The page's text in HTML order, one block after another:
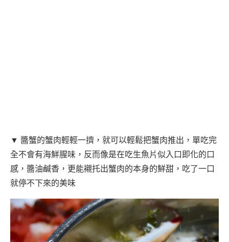
▼ 醬蟹的蟹肉輕輕一擠，就可以輕鬆把蟹肉推出，單吃完
全不會有海鮮腥味，反而像是在吃生魚片似入口即化的口
感，醬油鹹香，更能襯托出蟹肉的本身的鮮甜，吃了一口
就停不下來的美味